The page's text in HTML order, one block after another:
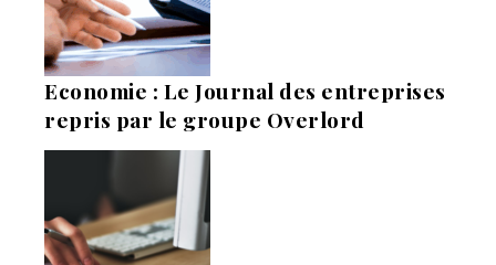
Economie : Le Journal des entreprises
repris par le groupe Overlord